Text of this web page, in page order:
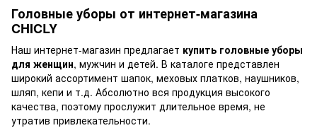
Головные уборы от интернет-магазина
CHICLY
Наш интернет-магазин предлагает купить головные уборы
для женщин, мужчин и детей. В каталоге представлен
широкий ассортимент шапок, меховых платков, наушников,
шляп, кепи и т.д. Абсолютно вся продукция высокого
качества, поэтому прослужит длительное время, не
утратив привлекательности.